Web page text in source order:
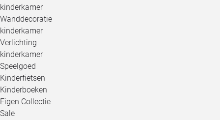
kinderkamer
Wanddecoratie
kinderkamer
Verlichting
kinderkamer
Speelgoed
Kinderfietsen
Kinderboeken
Eigen Collectie
Sale